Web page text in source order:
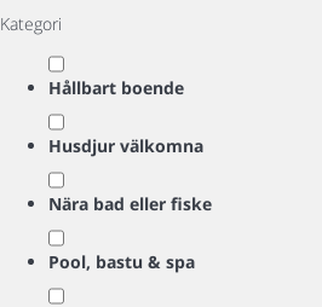
Kategori
Hållbart boende
Husdjur välkomna
Nära bad eller fiske
Pool, bastu & spa